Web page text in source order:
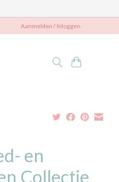
Aanmelden / Inloggen
en
Collectie